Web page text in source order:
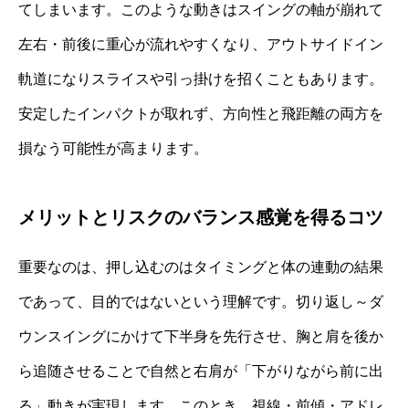
てしまいます。このような動きはスイングの軸が崩れて
左右・前後に重心が流れやすくなり、アウトサイドイン
軌道になりスライスや引っ掛けを招くこともあります。
安定したインパクトが取れず、方向性と飛距離の両方を
損なう可能性が高まります。
メリットとリスクのバランス感覚を得るコツ
重要なのは、押し込むのはタイミングと体の連動の結果
であって、目的ではないという理解です。切り返し～ダ
ウンスイングにかけて下半身を先行させ、胸と肩を後か
ら追随させることで自然と右肩が「下がりながら前に出